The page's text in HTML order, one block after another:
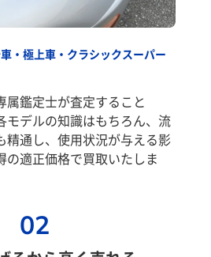
・極上車・クラシックスーパー
属鑑定士が査定すること
デルの知識はもちろん、流
精通し、使用状況が与える影
の適正価格で買取いたしま
02